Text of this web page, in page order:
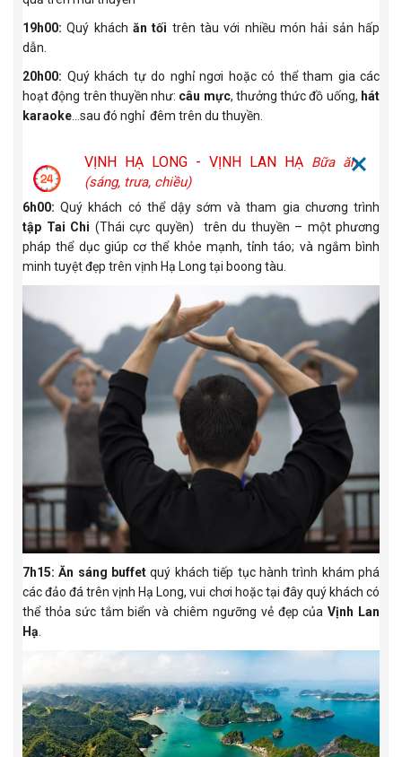
19h00: Quý khách ăn tối trên tàu với nhiều món hải sản hấp
dẫn.
20h00: Quý khách tự do nghỉ ngơi hoặc có thể tham gia các
hoạt động trên thuyền như: câu mực, thưởng thức đồ uống, hát
karaoke …sau đó nghỉ đêm trên du thuyền.
VỊNH HẠ LONG - VỊNH LAN HẠ Bữa ăn
(sáng, trưa, chiều)
6h00: Quý khách có thể dậy sớm và tham gia chương trình
tập Tai Chi (Thái cực quyền) trên du thuyền – một phương
pháp thể dục giúp cơ thể khỏe mạnh, tỉnh táo; và ngắm bình
minh tuyệt đẹp trên vịnh Hạ Long tại boong tàu.
7h15: Ăn sáng buffet quý khách tiếp tục hành trình khám phá
các đảo đá trên vịnh Hạ Long, vui chơi hoặc tại đây quý khách có
thể thỏa sức tắm biển và chiêm ngưỡng vẻ đẹp củaVịnh Lan
Hạ